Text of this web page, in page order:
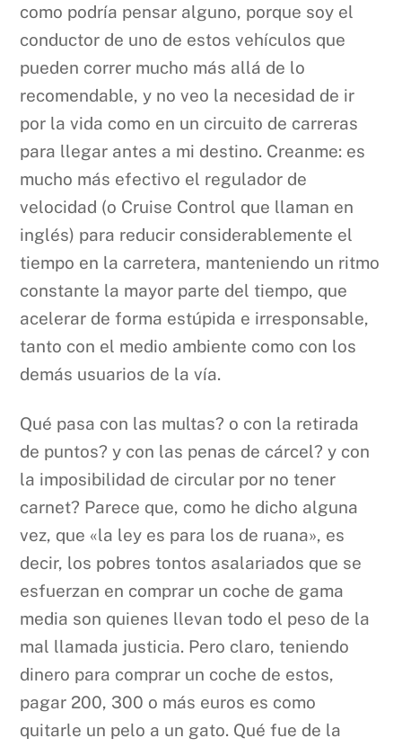
como podría pensar alguno, porque soy el
conductor de uno de estos vehículos que
pueden correr mucho más allá de lo
recomendable, y no veo la necesidad de ir
por la vida como en un circuito de carreras
para llegar antes a mi destino. Creanme: es
mucho más efectivo el regulador de
velocidad (o Cruise Control que llaman en
inglés) para reducir considerablemente el
tiempo en la carretera, manteniendo un ritmo
constante la mayor parte del tiempo, que
acelerar de forma estúpida e irresponsable,
tanto con el medio ambiente como con los
demás usuarios de la vía.
Qué pasa con las multas? o con la retirada
de puntos? y con las penas de cárcel? y con
la imposibilidad de circular por no tener
carnet? Parece que, como he dicho alguna
vez, que «la ley es para los de ruana», es
decir, los pobres tontos asalariados que se
esfuerzan en comprar un coche de gama
media son quienes llevan todo el peso de la
mal llamada justicia. Pero claro, teniendo
dinero para comprar un coche de estos,
pagar 200, 300 o más euros es como
quitarle un pelo a un gato. Qué fue de la